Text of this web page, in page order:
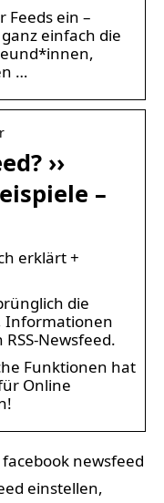
ein –
einfach die
…
››
–
erklärt +
die
Informationen
Newsfeed.
Funktionen hat
Online
newsfeed
einstellen,